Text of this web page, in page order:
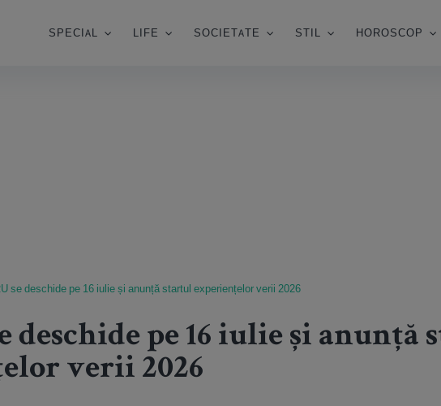
SPECIAL LIFE SOCIETATE STIL HOROSCOP
se deschide pe 16 iulie și anunță startul experiențelor verii 2026
deschide pe 16 iulie și anunță
verii 2026